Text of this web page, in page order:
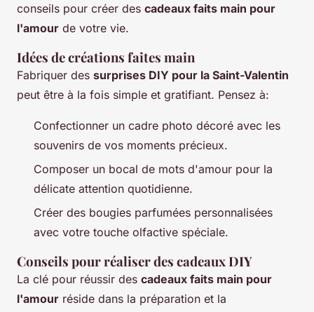
conseils pour créer des cadeaux faits main pour
l'amour de votre vie.
Idées de créations faites main
Fabriquer des surprises DIY pour la Saint-Valentin
peut être à la fois simple et gratifiant. Pensez à:
Confectionner un cadre photo décoré avec les
souvenirs de vos moments précieux.
Composer un bocal de mots d'amour pour la
délicate attention quotidienne.
Créer des bougies parfumées personnalisées
avec votre touche olfactive spéciale.
Conseils pour réaliser des cadeaux DIY
La clé pour réussir des cadeaux faits main pour
l'amour réside dans la préparation et la